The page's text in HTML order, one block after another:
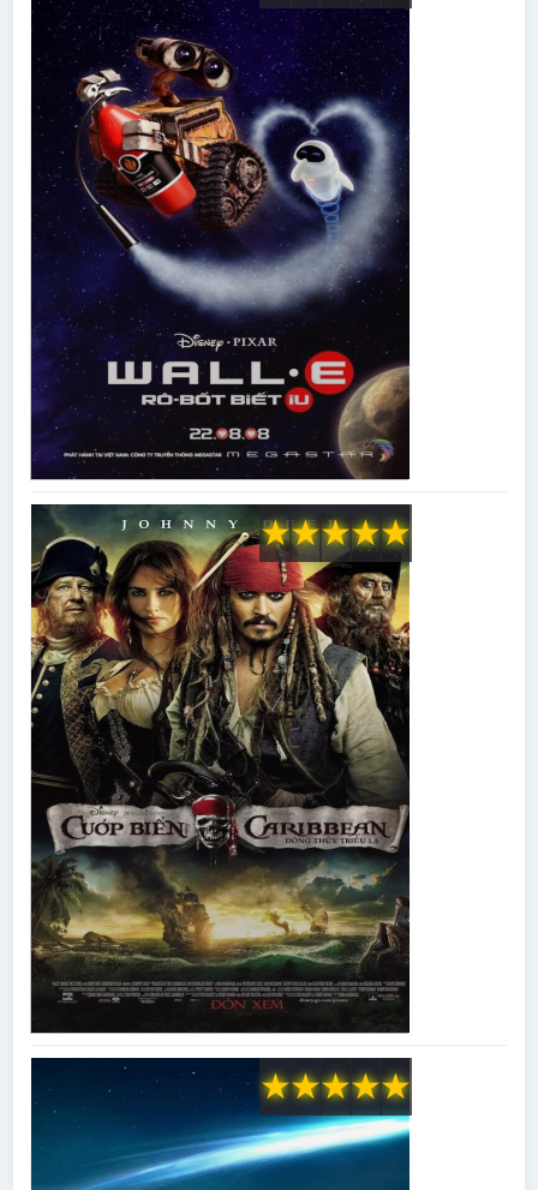
★
★
★
★
★
★
★
★
★
★